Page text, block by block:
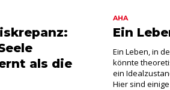
als die
AHA
Ein
Ein Leben, in
könnte
ein
Hier sind